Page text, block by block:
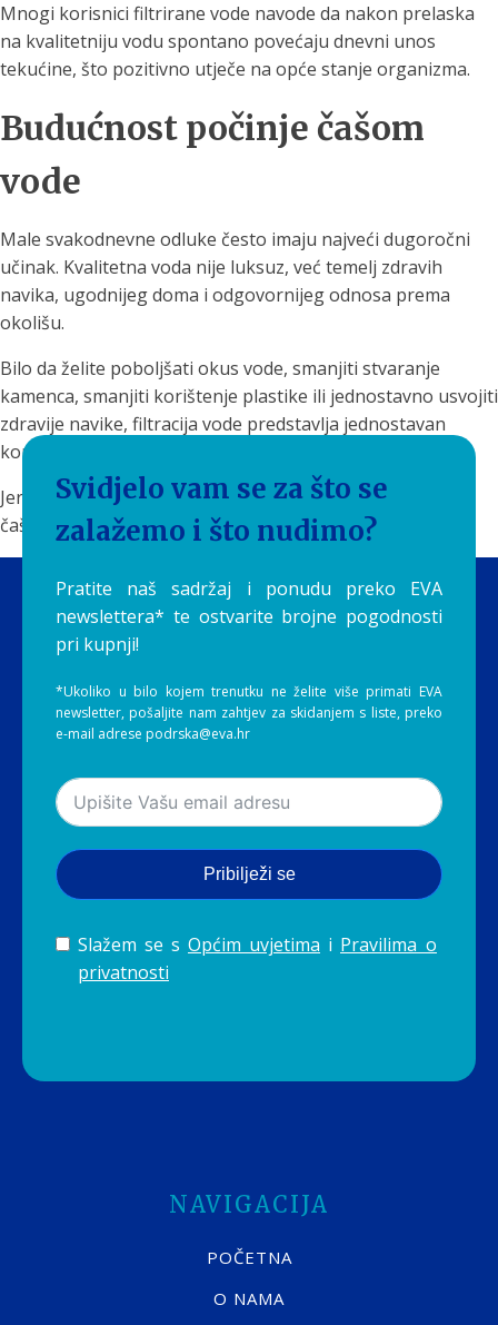
Mnogi korisnici filtrirane vode navode da nakon prelaska
na kvalitetniju vodu spontano povećaju dnevni unos
tekućine, što pozitivno utječe na opće stanje organizma.
Budućnost počinje čašom
vode
Male svakodnevne odluke često imaju najveći dugoročni
učinak. Kvalitetna voda nije luksuz, već temelj zdravih
navika, ugodnijeg doma i odgovornijeg odnosa prema
okolišu.
Bilo da želite poboljšati okus vode, smanjiti stvaranje
kamenca, smanjiti korištenje plastike ili jednostavno usvojiti
zdravije navike, filtracija vode predstavlja jednostavan
korak prema kvalitetnijem životu.
Jer ponekad promjena ne počinje velikim odlukama – već
čašom dobre vode.
Svidjelo vam se za što se
zalažemo i što nudimo?
Pratite naš sadržaj i ponudu preko EVA
newslettera* te ostvarite brojne pogodnosti
pri kupnji!
*Ukoliko u bilo kojem trenutku ne želite više primati EVA
newsletter, pošaljite nam zahtjev za skidanjem s liste, preko
e-mail adrese podrska@eva.hr
Pribilježi se
Slažem se s Općim uvjetima i Pravilima o
privatnosti
NAVIGACIJA
POČETNA
O NAMA